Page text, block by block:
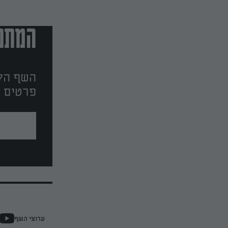
השף
פרטים
ערוצי השף